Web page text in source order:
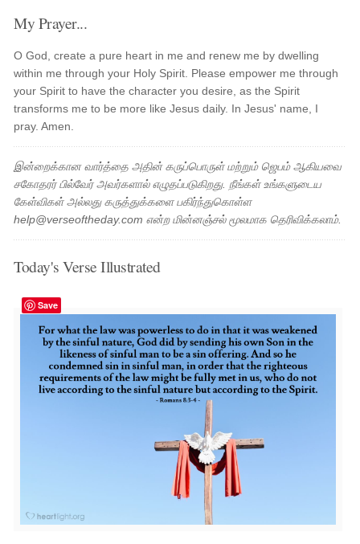
My Prayer...
O God, create a pure heart in me and renew me by dwelling
within me through your Holy Spirit. Please empower me through
your Spirit to have the character you desire, as the Spirit
transforms me to be more like Jesus daily. In Jesus' name, I
pray. Amen.
இன்றைக்கான வார்த்தை அதின் கருப்பொருள் மற்றும் ஜெபம் ஆகியவை
சகோதரர் பில்வேர் அவர்களால் எழுதப்படுகிறது. நீங்கள் உங்களுடைய
கேள்விகள் அல்லது கருத்துக்களை பகிர்ந்துகொள்ள
help@verseoftheday.com என்ற மின்னஞ்சல் மூலமாக தெரிவிக்கலாம்.
Today's Verse Illustrated
Save